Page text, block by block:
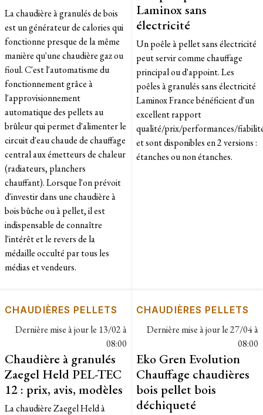
La chaudière à granulés de bois
est un générateur de calories qui
fonctionne presque de la même
manière qu'une chaudière gaz ou
fioul. C'est l'automatisme du
fonctionnement grâce à
l'approvisionnement
automatique des pellets au
brûleur qui permet d'alimenter le
circuit d'eau chaude de chauffage
central aux émetteurs de chaleur
(radiateurs, planchers
chauffant). Lorsque l'on prévoit
d'investir dans une chaudière à
bois bûche ou à pellet, il est
indispensable de connaître
l'intérêt et le revers de la
médaille occulté par tous les
médias et vendeurs.
Laminox sans
électricité
Un poêle à pellet sans électricité
peut servir comme chauffage
principal ou d'appoint. Les
poêles à granulés sans électricité
Laminox France bénéficient d'un
excellent rapport
qualité/prix/performances/
et sont disponibles en 2 versions :
étanches ou non étanches.
CHAUDIÈRES PELLETS
Dernière mise à jour le 13/02 à
08:00
Chaudière à granulés
Zaegel Held PEL-TEC
12 : prix, avis, modèles
La chaudière Zaegel Held à
CHAUDIÈRES PELLETS
Dernière mise à jour le27/04 à
08:00
Eko Gren Evolution
Chauffage chaudières
bois pellet bois
déchiqueté